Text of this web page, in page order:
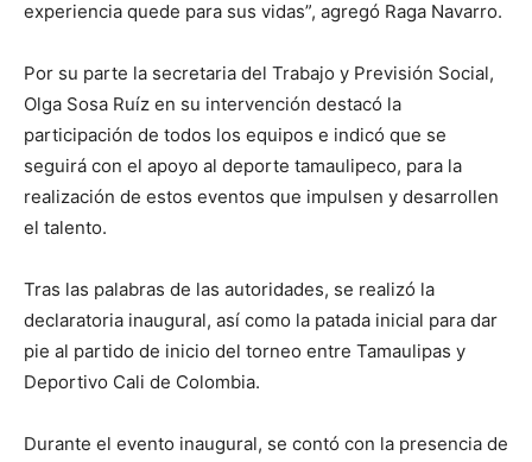
experiencia quede para sus vidas”, agregó Raga Navarro.
Por su parte la secretaria del Trabajo y Previsión Social,
Olga Sosa Ruíz en su intervención destacó la
participación de todos los equipos e indicó que se
seguirá con el apoyo al deporte tamaulipeco, para la
realización de estos eventos que impulsen y desarrollen
el talento.
Tras las palabras de las autoridades, se realizó la
declaratoria inaugural, así como la patada inicial para dar
pie al partido de inicio del torneo entre Tamaulipas y
Deportivo Cali de Colombia.
Durante el evento inaugural, se contó con la presencia de